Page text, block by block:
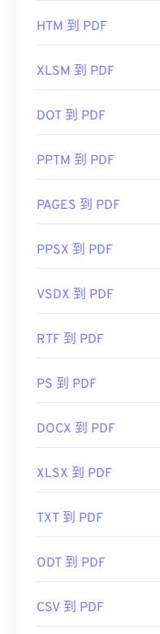
HTM 到 PDF
XLSM 到 PDF
DOT 到 PDF
PPTM 到 PDF
PAGES 到 PDF
PPSX 到 PDF
VSDX 到 PDF
RTF 到 PDF
PS 到 PDF
DOCX 到 PDF
XLSX 到 PDF
TXT 到 PDF
ODT 到 PDF
CSV 到 PDF